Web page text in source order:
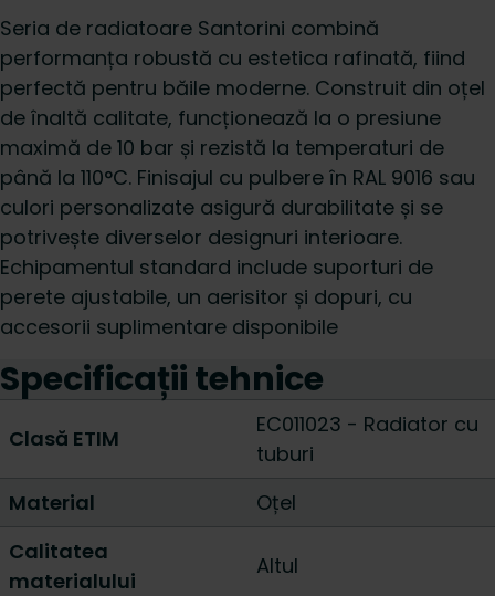
Seria de radiatoare Santorini combină
performanța robustă cu estetica rafinată, fiind
perfectă pentru băile moderne. Construit din oțel
de înaltă calitate, funcționează la o presiune
maximă de 10 bar și rezistă la temperaturi de
până la 110°C. Finisajul cu pulbere în RAL 9016 sau
culori personalizate asigură durabilitate și se
potrivește diverselor designuri interioare.
Echipamentul standard include suporturi de
perete ajustabile, un aerisitor și dopuri, cu
accesorii suplimentare disponibile
Specificații tehnice
Clasă ETIM
EC011023 - Radiator cu
tuburi
Material
Oțel
Calitatea
materialului
Altul